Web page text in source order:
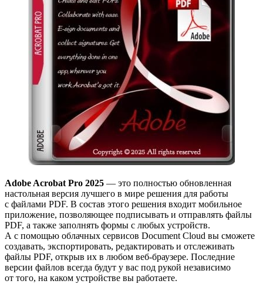
Adobe Acrobat Pro 2025 — это полностью обновленная
настольная версия лучшего в мире решения для работы
с файлами PDF. В состав этого решения входит мобильное
приложение, позволяющее подписывать и отправлять файлы
PDF, а также заполнять формы с любых устройств.
А с помощью облачных сервисов Document Cloud вы сможете
создавать, экспортировать, редактировать и отслеживать
файлы PDF, открыв их в любом веб-браузере. Последние
версии файлов всегда будут у вас под рукой независимо
от того, на каком устройстве вы работаете.